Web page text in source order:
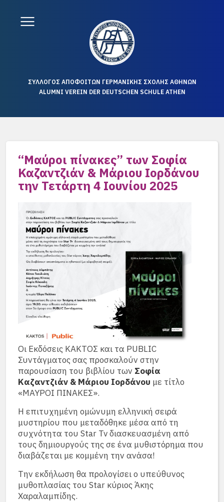
ΣΥΛΛΟΓΟΣ ΑΠΟΦΟΙΤΩΝ ΓΕΡΜΑΝΙΚΗΣ ΣΧΟΛΗΣ ΑΘΗΝΩΝ
ALUMNI VEREIN DER DEUTSCHEN SCHULE ATHEN
“Μαύροι πίνακες” των Σοφία
Καζαντζιάν & Μάριου Ιορδάνου
την Τετάρτη 4 Ιουνίου 2025
Οι Εκδόσεις ΚΑΚΤΟΣ και τα PUBLIC
Συντάγματος σας προσκαλούν στην
παρουσίαση του βιβλίου των Σοφία
Καζαντζιάν & Μάριου Ιορδάνου με τίτλο
«ΜΑΥΡΟΙ ΠΙΝΑΚΕΣ».
Η επιτυχημένη ομώνυμη ελληνική σειρά
μυστηρίου που μεταδόθηκε μέσα από τη
συχνότητα του Star Tv διασκευασμένη από
τους δημιουργούς της σε ένα μυθιστόρημα που
διαβάζεται με κομμένη την ανάσα!
Την εκδήλωση θα προλογίσει ο υπεύθυνος
μυθοπλασίας του Star κύριος Άκης
Χαραλαμπίδης.